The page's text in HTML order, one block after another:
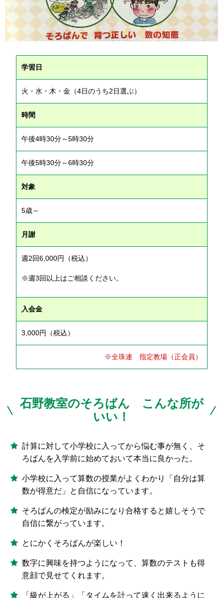
学習日
火・水・木・金（4日のうち2日選ぶ）
時間
午後4時30分～5時30分
午後5時30分～6時30分
対象
5歳～
月謝
週2回6,000円（税込）
※週3回以上はご相談ください。
入会金
3,000円（税込）
※全珠連 指定教場（正会員）
石野教室のそろばん こんな所が
いい！
計算に対して小学校に入ってから悩む事が無く、そ
ろばんを入学前に始めておいて本当に良かった。
小学校に入って算数の授業がよくわかり「自分は算
数が得意だ」と自信になっています。
そろばんの検定が励みになり合格すると嬉しそうで
自信に繋がっています。
とにかくそろばんが楽しい！
数字に興味を持つようになって、算数のテストも得
意顔で見せてくれます。
「級が上がる」「タイムを計って速く出来るように